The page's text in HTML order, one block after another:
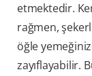
etmektedir.
rağmen,
öğle
zayıflayabilir.